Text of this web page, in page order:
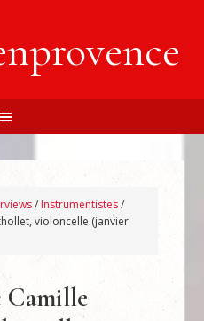
/ Instrumentistes/
violoncelle (janvier
Camille